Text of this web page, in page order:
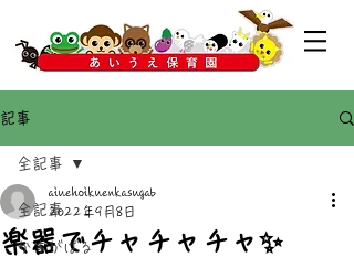
記事
全記事
かすがばる
全記事
楽器でチャチャチャ✨
aiuehoikuenkasugab
2022年9月8日